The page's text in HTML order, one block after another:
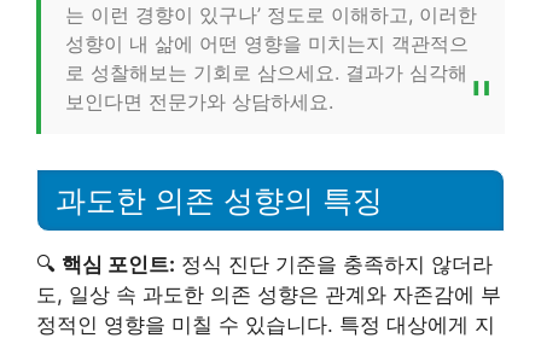
는 이런 경향이 있구나’ 정도로 이해하고, 이러한
성향이 내 삶에 어떤 영향을 미치는지 객관적으
로 성찰해보는 기회로 삼으세요. 결과가 심각해
보인다면 전문가와 상담하세요.
과도한 의존 성향의 특징
🔍 핵심 포인트: 정식 진단 기준을 충족하지 않더라
도, 일상 속 과도한 의존 성향은 관계와 자존감에 부
정적인 영향을 미칠 수 있습니다. 특정 대상에게 지